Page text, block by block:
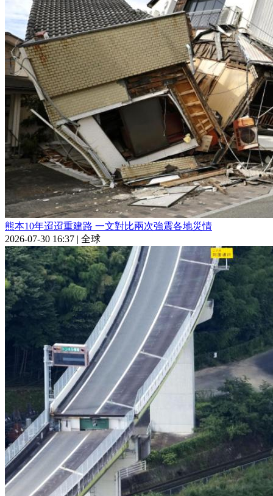
熊本10年迢迢重建路 一文對比兩次強震各地災情
2026-07-30 16:37 | 全球